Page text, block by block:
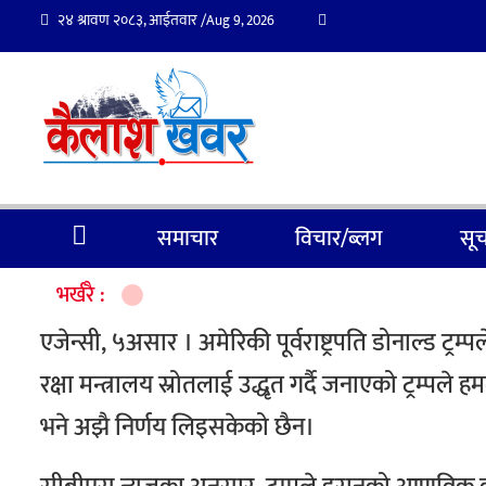
२४ श्रावण २०८३, आईतवार /Aug 9, 2026
समाचार विचार/ब्लग
भर्खरै :
एजेन्सी, ५असार । अमेरिकी पूर्वराष्ट्रपति डोनाल्ड
रक्षा मन्त्रालय स्रोतलाई उद्धृत गर्दै जनाएको
भने अझै निर्णय लिइसकेको छैन।